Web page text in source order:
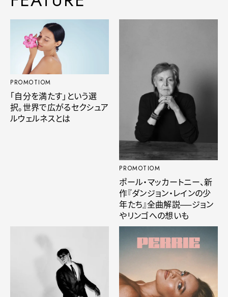
PROMOTIOM
「自分を満たす」という選
択。世界で広がるセクシュア
ルウェルネスとは
PROMOTIOM
ポール・マッカートニー、新
作『ダンジョン・レインの少
年たち』全曲解説──ジョン
やリンゴへの想いも